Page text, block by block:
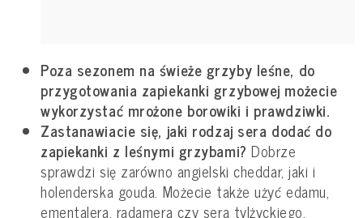
Poza sezonem na świeże grzyby leśne, do
przygotowania zapiekanki grzybowej możecie
wykorzystać mrożone borowiki i prawdziwki.
Zastanawiacie się, jaki rodzaj sera dodać do
zapiekanki z leśnymi grzybami?Dobrze
sprawdzi się zarówno angielski cheddar, jaki i
holenderska gouda. Możecie także użyć edamu,
ementalera, radamera czy sera tylżyckiego.